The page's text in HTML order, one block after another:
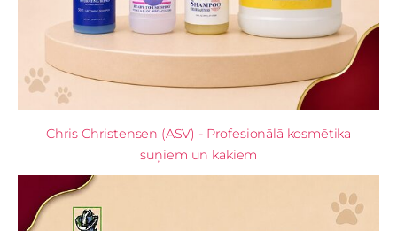
Chris Christensen (ASV) - Profesionālā kosmētika
suņiem un kaķiem